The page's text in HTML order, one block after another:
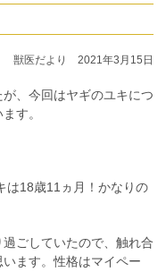
獣医だより 2021年3月15日
、今回はヤギのユキにつ
す。
は18歳11ヵ月！かなりの
ごしていたので、触れ合
ます。性格はマイペー